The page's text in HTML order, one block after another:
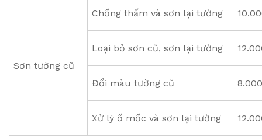
Sơn tường cũ
Chống thấm và sơn lại tường
Loại bỏ sơn cũ, sơn lại tường
Đổi màu tường cũ
Xử lý ố mốc và sơn lại tường